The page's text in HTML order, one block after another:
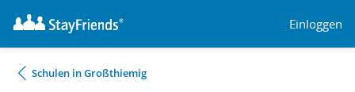
Einloggen
Schulen in Großthiemig